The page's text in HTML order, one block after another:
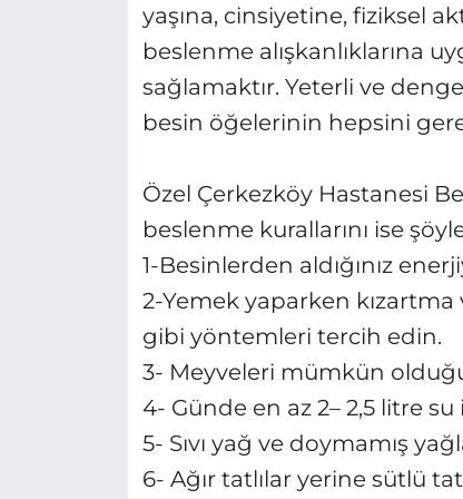
yaşına, cinsiyetine, fiziksel
beslenme alışkanlıklarına
sağlamaktır. Yeterli ve
besin öğelerinin hepsini
Özel Çerkezköy Hastanesi
beslenme kurallarını ise şöyle
1-Besinlerden aldığınız
2-Yemek yaparken kızartma
gibi yöntemleri tercih edin.
3- Meyveleri mümkün
4- Günde en az 2– 2,5 litre su
5- Sıvı yağ ve doymamış
6- Ağır tatlılar yerine sütlü